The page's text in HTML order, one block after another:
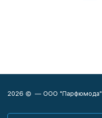
2026 © — ООО "Парфюмода"